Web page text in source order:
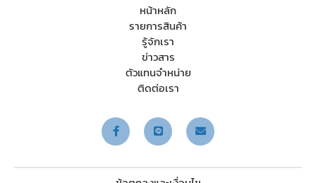
หน้าหลัก
รายการสินค้า
รู้จักเรา
ข่าวสาร
ตัวแทนจำหน่าย
ติดต่อเรา